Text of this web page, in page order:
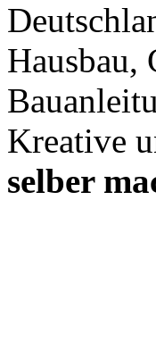
Hausbau,
Kreative
selber